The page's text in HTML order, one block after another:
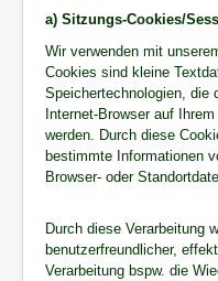
a) Sitzungs-Cookies/
Wir verwenden mit
Cookies sind kleine
Speichertechnologien, die
Internet-Browser auf
werden. Durch diese
bestimmte Informationen
Browser- oder
Durch diese Verarbeitung
benutzerfreundlicher,
Verarbeitung bspw. die